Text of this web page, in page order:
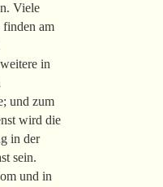
Viele
finden am
in
und zum
wird die
in der
sein.
und in